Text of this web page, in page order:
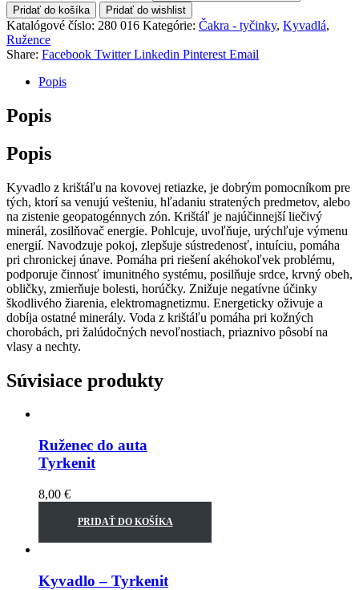
Pridať do košíka Pridať do wishlist
Katalógové číslo: 280 016 Kategórie: Čakra - tyčinky, Kyvadlá,
Ružence
Share: Facebook Twitter Linkedin Pinterest Email
Popis
Popis
Popis
Kyvadlo z krištáľu na kovovej retiazke, je dobrým pomocníkom pre
tých, ktorí sa venujú vešteniu, hľadaniu stratených predmetov, alebo
na zistenie geopatogénnych zón. Krištáľ je najúčinnejší liečivý
minerál, zosilňovač energie. Pohlcuje, uvoľňuje, urýchľuje výmenu
energií. Navodzuje pokoj, zlepšuje sústredenosť, intuíciu, pomáha
pri chronickej únave. Pomáha pri riešení akéhokoľvek problému,
podporuje činnosť imunitného systému, posilňuje srdce, krvný obeh,
obličky, zmierňuje bolesti, horúčky. Znižuje negatívne účinky
škodlivého žiarenia, elektromagnetizmu. Energeticky oživuje a
dobíja ostatné minerály. Voda z krištáľu pomáha pri kožných
chorobách, pri žalúdočných nevoľnostiach, priaznivo pôsobí na
vlasy a nechty.
Súvisiace produkty
Ruženec do auta
Tyrkenit
8,00 €
PRIDAŤ DO KOŠÍKA
Kyvadlo – Tyrkenit